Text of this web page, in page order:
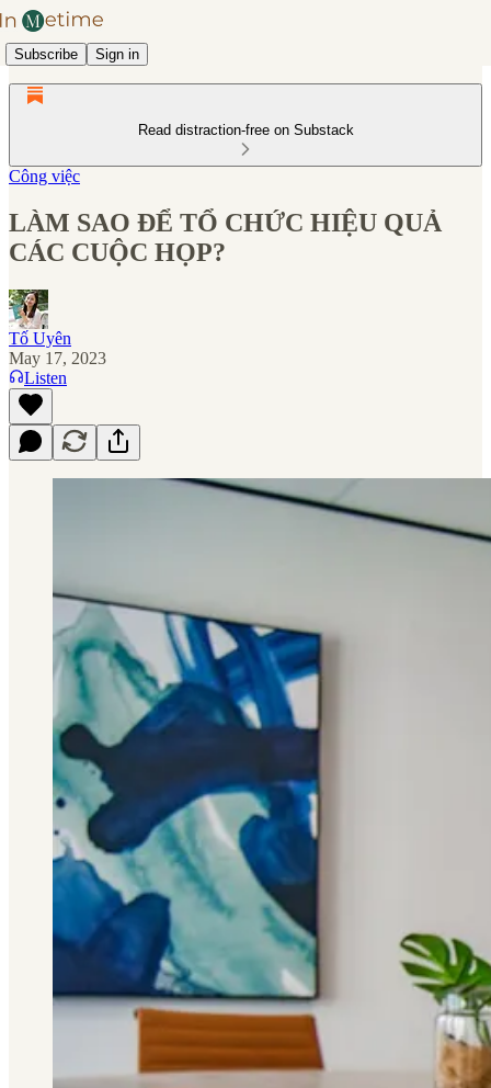
Subscribe Sign in
Read distraction-free on Substack
Công việc
LÀM SAO ĐỂ TỔ CHỨC HIỆU QUẢ
CÁC CUỘC HỌP?
Tố Uyên
May 17, 2023
Listen